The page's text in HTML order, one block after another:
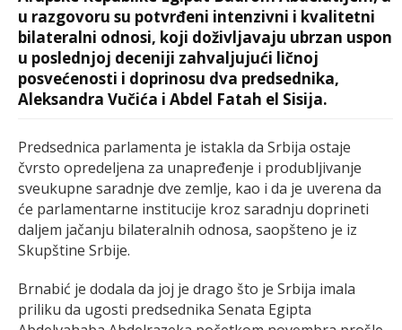
u razgovoru su potvrđeni intenzivni i kvalitetni
bilateralni odnosi, koji doživljavaju ubrzan uspon
u poslednjoj deceniji zahvaljujući ličnoj
posvećenosti i doprinosu dva predsednika,
Aleksandra Vučića i Abdel Fatah el Sisija.
Predsednica parlamenta je istakla da Srbija ostaje
čvrsto opredeljena za unapređenje i produbljivanje
sveukupne saradnje dve zemlje, kao i da je uverena da
će parlamentarne institucije kroz saradnju doprineti
daljem jačanju bilateralnih odnosa, saopšteno je iz
Skupštine Srbije.
Brnabić je dodala da joj je drago što je Srbija imala
priliku da ugosti predsednika Senata Egipta